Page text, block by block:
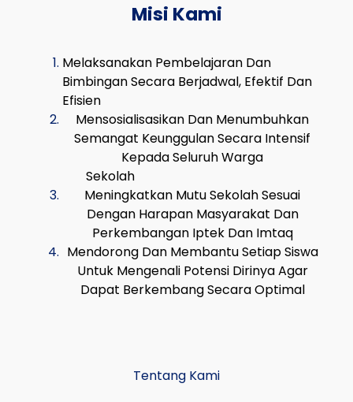
Misi Kami
Melaksanakan Pembelajaran Dan
Bimbingan Secara Berjadwal, Efektif Dan
Efisien
Mensosialisasikan Dan Menumbuhkan
Semangat Keunggulan Secara Intensif
Kepada Seluruh Warga
Sekolah
Meningkatkan Mutu Sekolah Sesuai
Dengan Harapan Masyarakat Dan
Perkembangan Iptek Dan Imtaq
Mendorong Dan Membantu Setiap Siswa
Untuk Mengenali Potensi Dirinya Agar
Dapat Berkembang Secara Optimal
Tentang Kami